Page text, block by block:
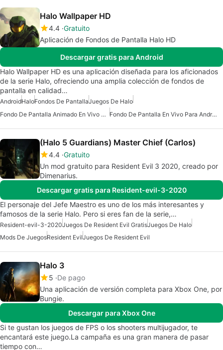
Halo Wallpaper HD
4.4 Gratuito
Aplicación de Fondos de Pantalla Halo HD
Descargar gratis para Android
Halo Wallpaper HD es una aplicación diseñada para los aficionados
de la serie Halo, ofreciendo una amplia colección de fondos de
pantalla en calidad…
AndroidHaloFondos De PantallaJuegos De Halo
Fondo De Pantalla Animado En Vivo Para Android
Fondo De Pantalla En Vivo Para Android
(Halo 5 Guardians) Master Chief (Carlos)
4.4 Gratuito
Un mod gratuito para Resident Evil 3 2020, creado por
Dimenarius.
Descargar gratis para Resident-evil-3-2020
El personaje del Jefe Maestro es uno de los más interesantes y
famosos de la serie Halo. Pero si eres fan de la serie,…
Resident-evil-3-2020Juegos De Resident Evil GratisJuegos De Halo
Mods De JuegosResident EvilJuegos De Resident Evil
Halo 3
5 De pago
Una aplicación de versión completa para Xbox One, por
Bungie.
Descargar para Xbox One
Si te gustan los juegos de FPS o los shooters multijugador, te
encantará este juego.La campaña es una gran manera de pasar
tiempo con…